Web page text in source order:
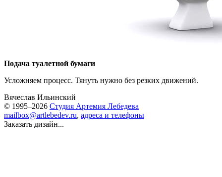
Подача туалетной бумаги
Усложняем процесс. Тянуть нужно без резких движений.
Вячеслав Ильинский
© 1995–2026 Студия Артемия Лебедева
mailbox@artlebedev.ru, адреса и телефоны
Заказать дизайн...